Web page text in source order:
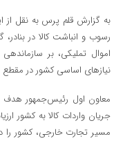
به گزارش قلم پرس به نقل از
رسوب و انباشت کالا در
اموال تملیکی، بر
نیازهای اساسی کشور در
معاون اول رئیس‌جمهور هدف
جریان واردات کالا به کشور
مسیر تجارت خارجی، کشور را